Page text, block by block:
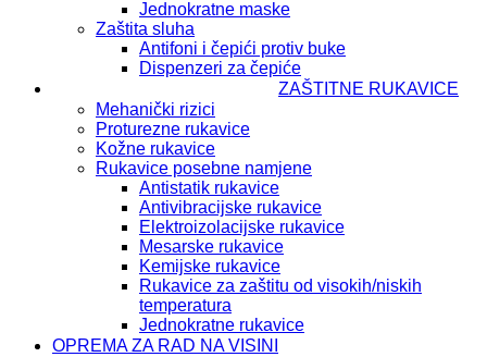
Jednokratne maske
Zaštita sluha
Antifoni i čepići protiv buke
Dispenzeri za čepiće
ZAŠTITNE RUKAVICE
Mehanički rizici
Proturezne rukavice
Kožne rukavice
Rukavice posebne namjene
Antistatik rukavice
Antivibracijske rukavice
Elektroizolacijske rukavice
Mesarske rukavice
Kemijske rukavice
Rukavice za zaštitu od visokih/niskih
temperatura
Jednokratne rukavice
OPREMA ZA RAD NA VISINI